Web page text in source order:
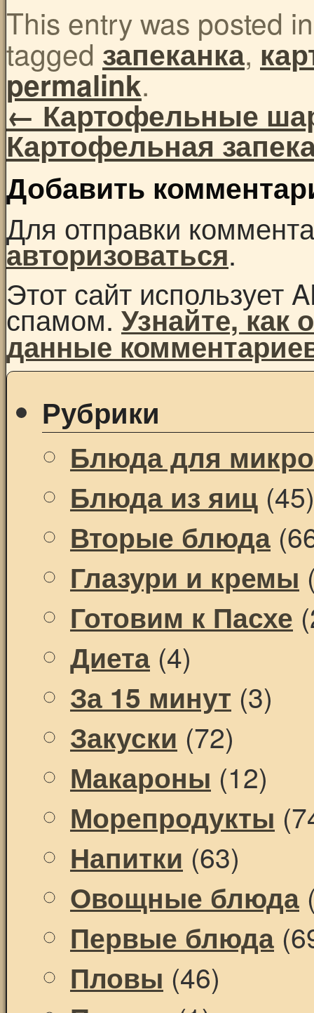
This entry was posted
tagged запеканка,
permalink.
←Картофельные
Картофельная
Добавить
Для отправки
авторизоваться.
Этот сайт использует
спамом.Узнайте,
данные
Рубрики
Блюда для
Блюда из яиц (45)
Вторые блюда
Глазури и кремы
Готовим к Пасхе
Диета (4)
За 15 минут (3)
Закуски (72)
Макароны (12)
Морепродукты
Напитки (63)
Овощные блюда
Первые блюда
Пловы (46)